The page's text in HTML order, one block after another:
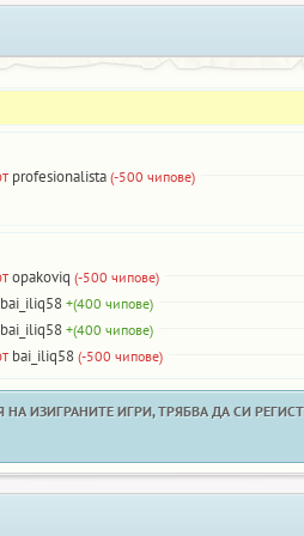
profesionalista (-500 чипове)
opakoviq (-500 чипове)
bai_iliq58 +(400 чипове)
bai_iliq58 +(400 чипове)
bai_iliq58 (-500 чипове)
ИЗИГРАНИТЕ ИГРИ, ТРЯБВА ДА СИ